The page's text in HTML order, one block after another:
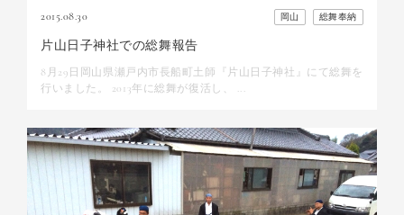
2015.08.30 岡山 総舞奉納
片山日子神社での総舞報告
8月29日岡山県瀬戸内市長船町土師『片山日子神社』にて総舞を
行いました。 2013年に総舞が復活し、 ...